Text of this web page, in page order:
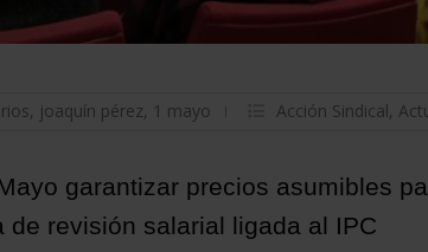
, joaquín pérez, 1 mayo Acción Sindical,
garantizar precios asumibles
de revisión salarial ligada al IPC